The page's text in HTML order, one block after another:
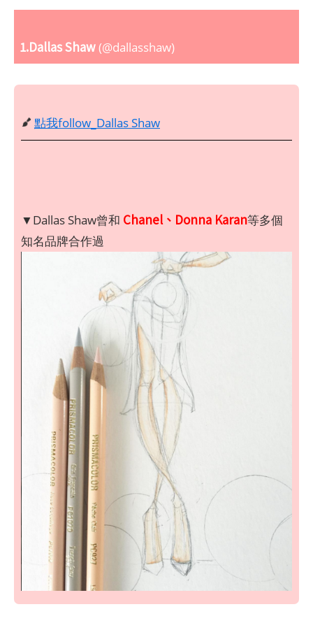
1.Dallas Shaw(@dallasshaw)
點我follow_Dallas Shaw
▼Dallas Shaw曾和 Chanel、Donna Karan等多個
知名品牌合作過